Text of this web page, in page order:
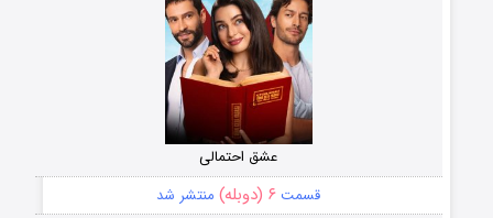
عشق احتمالی
قسمت ۶ (دوبله) منتشر شد